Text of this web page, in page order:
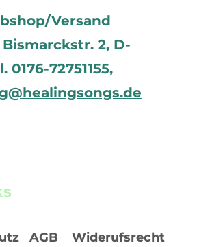
Versand
2, D-
0176-72751155,
AGB Widerufsrecht